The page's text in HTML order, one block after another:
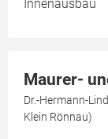
Innenausbau
Maurer-
Dr.-Hermann-
Klein Rönnau)